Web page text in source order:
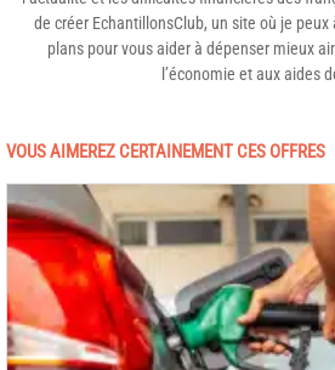
de créer EchantillonsClub, un site où je
plans pour vous aider à dépenser mieux
l’économie et aux aides
VOUS AIMEREZ CERTAINEMENT CES OFFRES